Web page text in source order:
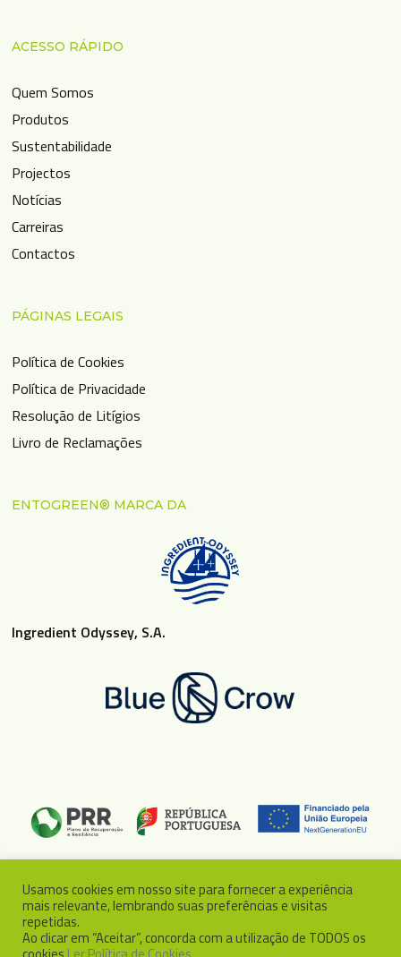
ACESSO RÁPIDO
Quem Somos
Produtos
Sustentabilidade
Projectos
Notícias
Carreiras
Contactos
PÁGINAS LEGAIS
Política de Cookies
Política de Privacidade
Resolução de Litígios
Livro de Reclamações
ENTOGREEN® MARCA DA
Ingredient Odyssey, S.A.
© 2026 EntoGreen. Ingredient Odyssey, S.A. Concept & Design
Usamos cookies em nosso site para fornecer a experiência
mais relevante, lembrando suas preferências e visitas
repetidas.
Ao clicar em “Aceitar”, concorda com a utilização de TODOS os